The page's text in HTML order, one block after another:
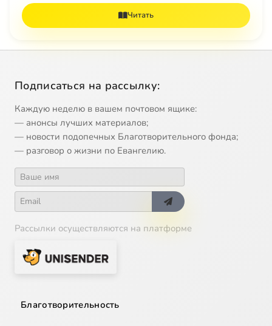
Читать
Подписаться на рассылку:
Каждую неделю в вашем почтовом ящике:
— анонсы лучших материалов;
— новости подопечных Благотворительного фонда;
— разговор о жизни по Евангелию.
Рассылки осуществляются на платформе
Благотворительность